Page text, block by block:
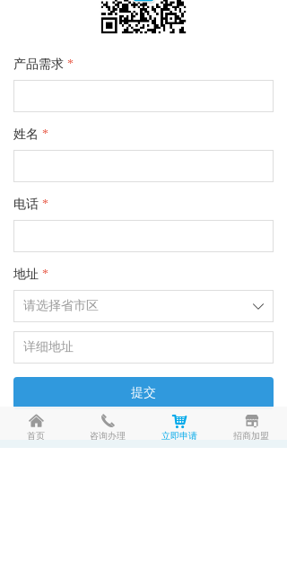
产品需求 *
姓名 *
电话 *
地址 *
ꄳ
提交
낀
首页
끅
咨询办理
낙
立即申请
끵
招商加盟